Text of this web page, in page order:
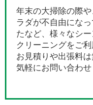
年末の大掃除の際
ラダが不自由にな
たなど、様々なシ
クリーニングをご利
お見積りや出張料
気軽にお問い合わせ